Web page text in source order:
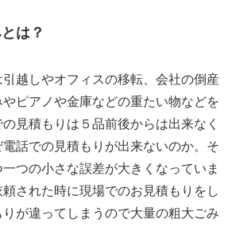
は？
越しやオフィスの移転、会社の倒産
ピアノや金庫などの重たい物などを
見積もりは５品前後からは出来なく
話での見積もりが出来ないのか。そ
つの小さな誤差が大きくなっていま
された時に現場でのお見積もりをし
が違ってしまうので大量の粗大ごみ